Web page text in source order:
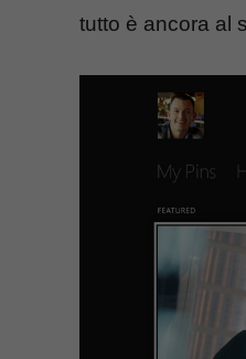
tutto è ancora al